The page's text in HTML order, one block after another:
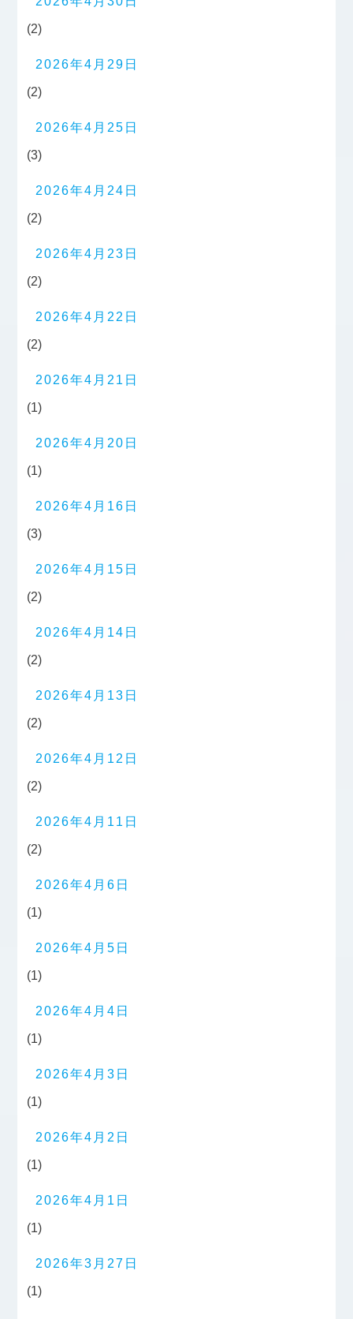
(2)
2026年4月29日
(2)
2026年4月25日
(3)
2026年4月24日
(2)
2026年4月23日
(2)
2026年4月22日
(2)
2026年4月21日
(1)
2026年4月20日
(1)
2026年4月16日
(3)
2026年4月15日
(2)
2026年4月14日
(2)
2026年4月13日
(2)
2026年4月12日
(2)
2026年4月11日
(2)
2026年4月6日
(1)
2026年4月5日
(1)
2026年4月4日
(1)
2026年4月3日
(1)
2026年4月2日
(1)
2026年4月1日
(1)
2026年3月27日
(1)